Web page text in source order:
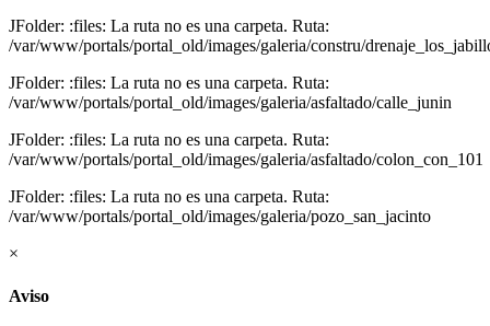
JFolder: :files: La ruta no es una carpeta. Ruta:
/var/www/portals/portal_old/images/galeria/constru/
JFolder: :files: La ruta no es una carpeta. Ruta:
/var/www/portals/portal_old/images/galeria/asfaltado/calle_junin
JFolder: :files: La ruta no es una carpeta. Ruta:
/var/www/portals/portal_old/images/galeria/asfaltado/colon_con_101
JFolder: :files: La ruta no es una carpeta. Ruta:
/var/www/portals/portal_old/images/galeria/pozo_san_jacinto
×
Aviso